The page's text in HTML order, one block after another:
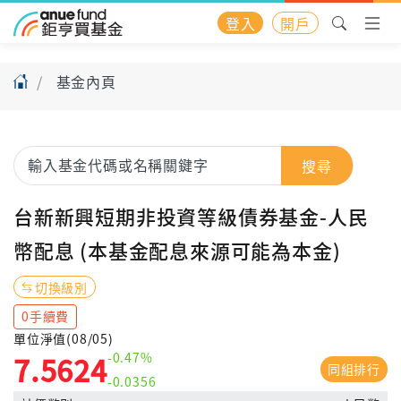
登入 開戶
基金內頁
搜尋
台新新興短期非投資等級債券基金-人民
幣配息 (本基金配息來源可能為本金)
切換級別
0手續費
單位淨值(08/05)
7.5624-0.47%
-0.0356
同組排行